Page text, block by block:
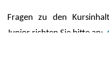
Fragen zu den
Junior richten Sie bitte an: